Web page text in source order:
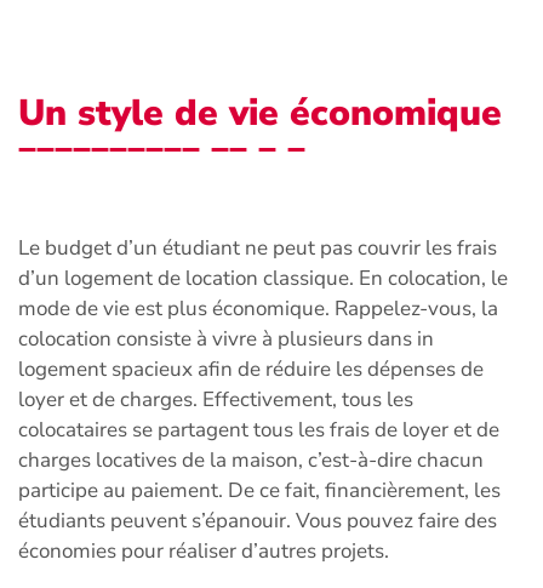
Un style de vie économique
Le budget d’un étudiant ne peut pas couvrir les frais
d’un logement de location classique. En colocation, le
mode de vie est plus économique. Rappelez-vous, la
colocation consiste à vivre à plusieurs dans in
logement spacieux afin de réduire les dépenses de
loyer et de charges. Effectivement, tous les
colocataires se partagent tous les frais de loyer et de
charges locatives de la maison, c’est-à-dire chacun
participe au paiement. De ce fait, financièrement, les
étudiants peuvent s’épanouir. Vous pouvez faire des
économies pour réaliser d’autres projets.